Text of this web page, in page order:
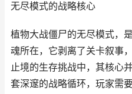
无尽模式的战略核心
植物大战僵尸的无尽模式，
魂所在，它剥离了关卡叙事
止境的生存挑战中，其核心
套深邃的战略循环，玩家需